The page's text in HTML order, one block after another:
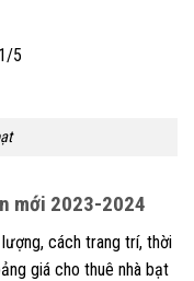
5
mới 2023-2024
cách trang trí, thời
giá cho thuê nhà bạt